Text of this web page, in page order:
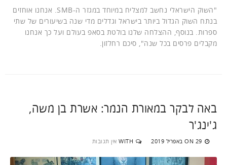
"השוק הישראלי נחשב למצליח במיוחד במגזר ה-SMB. אנחנו אוחזים
בנתח השוק הגדול ביותר בישראל וגדלים מדי שנה בשיעורים של שתי
ספרות. בנוסף, ההצלחה שלנו בולטת בסאפ בעולם ועל כך אנחנו
מקבלים פרסים בכל שנה", סיכם רחלזון.
באה לבקר במאורת הנמר: אשרת בן משה,
ג'ינג'ר
ON 29 באפריל 2019 WITH אין תגובות